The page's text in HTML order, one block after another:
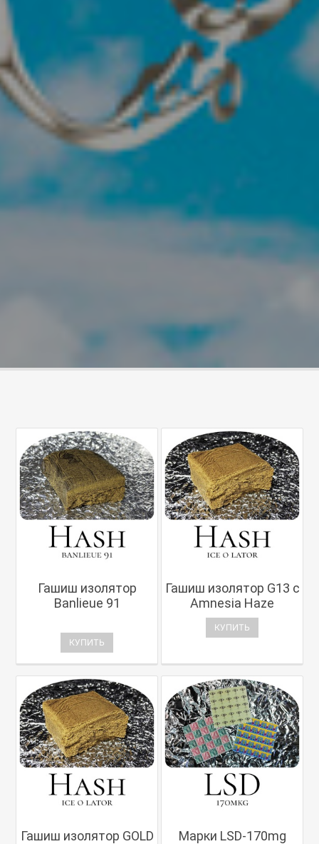
Гашиш изолятор
Banlieue 91
КУПИТЬ
Гашиш изолятор G13 с
Amnesia Haze
КУПИТЬ
Гашиш изолятор GOLD Марки LSD-170mg